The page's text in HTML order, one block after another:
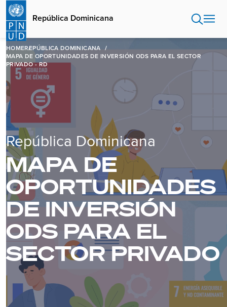
Pasar
contenido
principal
República Dominicana
HOMEREPÚBLICA DOMINICANA
MAPA DE OPORTUNIDADES DE INVERSIÓN ODS PARA EL SECTOR
PRIVADO - RD
República Dominicana
MAPA DE
OPORTUNIDADES
DE INVERSIÓN
ODS PARA EL
SECTOR PRIVADO